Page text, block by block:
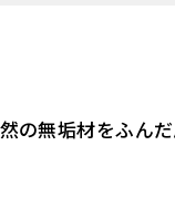
の無垢材をふん